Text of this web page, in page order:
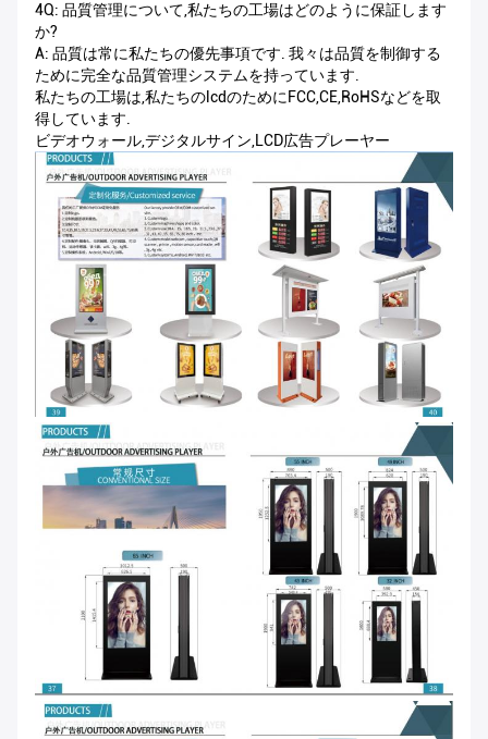
4Q: 品質管理について,私たちの工場はどのように保証します
か?
A: 品質は常に私たちの優先事項です. 我々は品質を制御する
ために完全な品質管理システムを持っています.
私たちの工場は,私たちのlcdのためにFCC,CE,RoHSなどを取
得しています.
ビデオウォール,デジタルサイン,LCD広告プレーヤー